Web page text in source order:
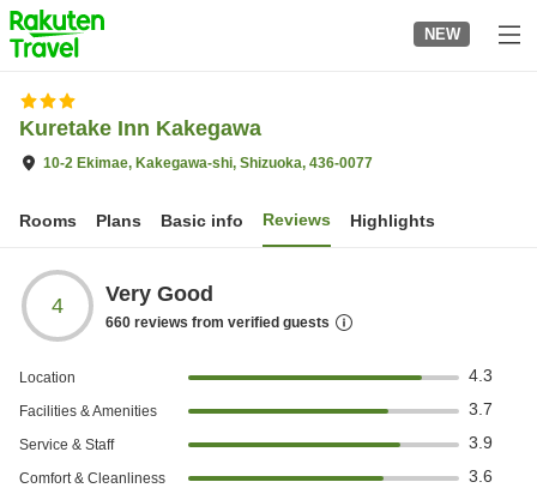
to
top
page
NEW
Kuretake Inn Kakegawa
10-2 Ekimae, Kakegawa-shi, Shizuoka, 436-0077
Rooms Plans Basic info Reviews Highlights
4 Very Good
660 reviews from verified guests
Location 4.3
Facilities & Amenities 3.7
Service & Staff 3.9
Comfort & Cleanliness 3.6